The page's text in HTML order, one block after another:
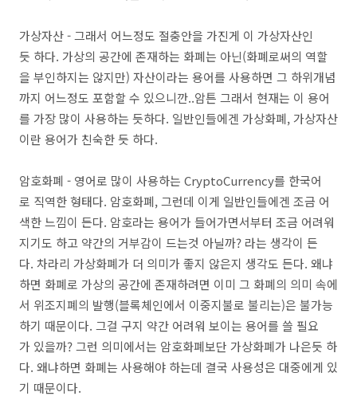
가상자산 - 그래서 어느정도 절충안을 가진게 이 가상자산인
듯 하다. 가상의 공간에 존재하는 화폐는 아닌(화폐로써의 역할
을 부인하지는 않지만) 자산이라는 용어를 사용하면 그 하위개념
까지 어느정도 포함할 수 있으니깐..암튼 그래서 현재는 이 용어
를 가장 많이 사용하는 듯하다. 일반인들에겐 가상화폐, 가상자산
이란 용어가 친숙한 듯 하다.
암호화폐 - 영어로 많이 사용하는 CryptoCurrency를 한국어
로 직역한 형태다. 암호화폐, 그런데 이게 일반인들에겐 조금 어
색한 느낌이 든다. 암호라는 용어가 들어가면서부터 조금 어려워
지기도 하고 약간의 거부감이 드는것 아닐까? 라는 생각이 든
다. 차라리 가상화폐가 더 의미가 좋지 않은지 생각도 든다. 왜냐
하면 화폐로 가상의 공간에 존재하려면 이미 그 화폐의 의미 속에
서 위조지폐의 발행(블록체인에서 이중지불로 불리는)은 불가능
하기 때문이다. 그걸 구지 약간 어려워 보이는 용어를 쓸 필요
가 있을까? 그런 의미에서는 암호화폐보단 가상화폐가 나은듯 하
다. 왜냐하면 화폐는 사용해야 하는데 결국 사용성은 대중에게 있
기 때문이다.